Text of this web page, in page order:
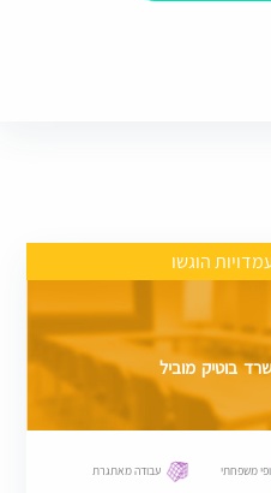
הוגשו
בוטיק מוביל
משפחתי עבודה מאתגרת